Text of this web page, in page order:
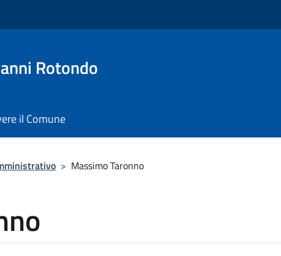
Rotondo
il Comune
> Massimo Taronno